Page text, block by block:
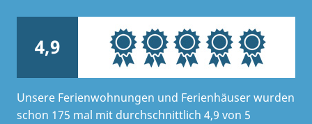
4,9
Unsere Ferienwohnungen und Ferienhäuser wurden
schon 175 mal mit durchschnittlich 4,9 von 5